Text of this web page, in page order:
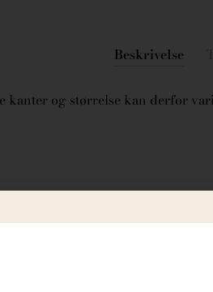
Beskrivelse
og størrelse kan derfor